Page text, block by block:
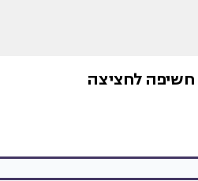
חשיפה לחציצה